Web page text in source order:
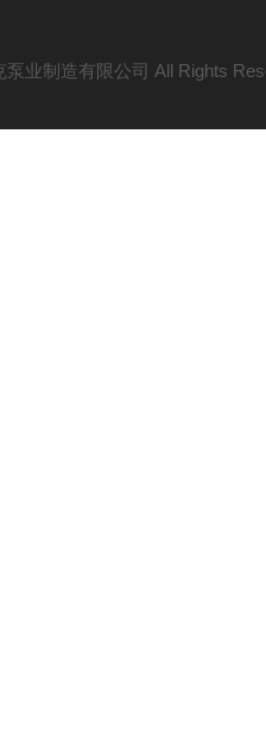
泵业制造有限公司 All Rights